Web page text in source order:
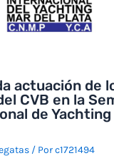
actuación de
CVB en la
de Yachting
/ Porc1721494